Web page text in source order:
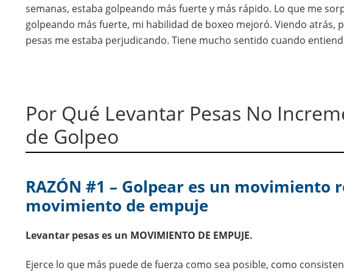
semanas, estaba golpeando más fuerte y más rápido. Lo que me
golpeando más fuerte, mi habilidad de boxeo mejoró. Viendo atrás,
pesas me estaba perjudicando. Tiene mucho sentido cuando
Por Qué Levantar Pesas No
de Golpeo
RAZÓN #1 – Golpear es un movimiento
movimiento de empuje
Levantar pesas es un MOVIMIENTO DE EMPUJE.
Ejerce lo que más puede de fuerza como sea posible, como